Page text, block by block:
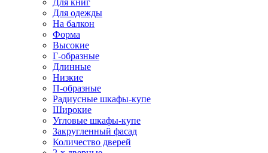
Для книг
Для одежды
На балкон
Форма
Высокие
Г-образные
Длинные
Низкие
П-образные
Радиусные шкафы-купе
Широкие
Угловые шкафы-купе
Закругленный фасад
Количество дверей